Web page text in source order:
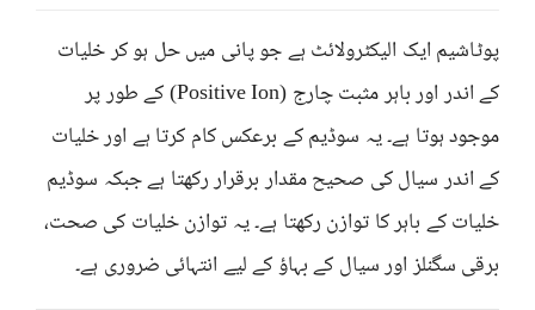
پوٹاشیم ایک الیکٹرولائٹ ہے جو پانی میں حل ہو کر خلیات
کے اندر اور باہر مثبت چارج (Positive Ion) کے طور پر
موجود ہوتا ہے۔ یہ سوڈیم کے برعکس کام کرتا ہے اور خلیات
کے اندر سیال کی صحیح مقدار برقرار رکھتا ہے جبکہ سوڈیم
خلیات کے باہر کا توازن رکھتا ہے۔ یہ توازن خلیات کی صحت،
برقی سگنلز اور سیال کے بہاؤ کے لیے انتہائی ضروری ہے۔